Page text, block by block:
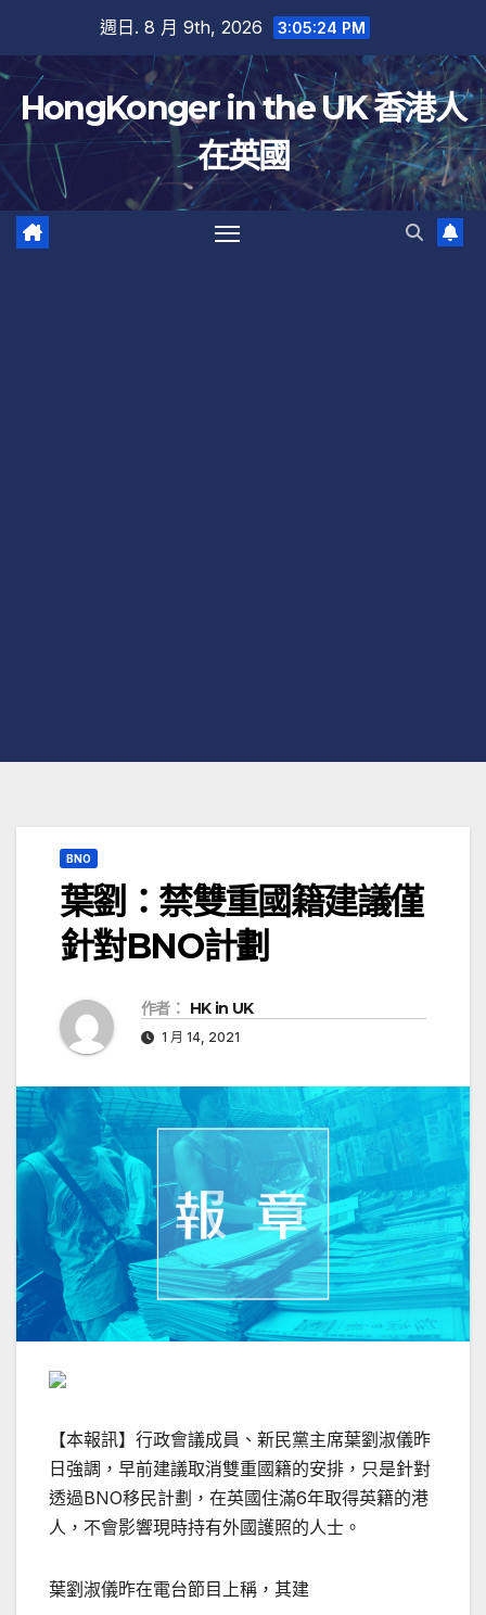
內
容
週日. 8 月 9th, 2026 3:05:24 PM
HongKonger in the UK 香港人
在英國
BNO
葉劉：禁雙重國籍建議僅
針對BNO計劃
作者： HK in UK
1 月 14, 2021
【本報訊】行政會議成員、新民黨主席葉劉淑儀昨
日強調，早前建議取消雙重國籍的安排，只是針對
透過BNO移民計劃，在英國住滿6年取得英籍的港
人，不會影響現時持有外國護照的人士。
葉劉淑儀昨在電台節目上稱，其建